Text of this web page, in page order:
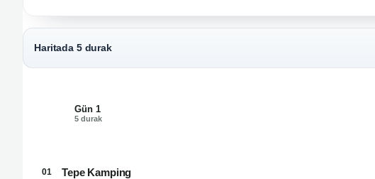
Haritada 5 durak
Gün 1
5 durak
01 Tepe Kamping